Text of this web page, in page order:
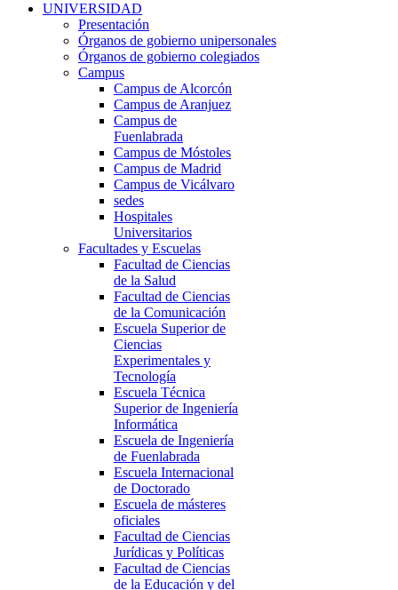
UNIVERSIDAD
Presentación
Órganos de gobierno unipersonales
Órganos de gobierno colegiados
Campus
Campus de Alcorcón
Campus de Aranjuez
Campus de
Fuenlabrada
Campus de Móstoles
Campus de Madrid
Campus de Vicálvaro
sedes
Hospitales
Universitarios
Facultades y Escuelas
Facultad de Ciencias
de la Salud
Facultad de Ciencias
de la Comunicación
Escuela Superior de
Ciencias
Experimentales y
Tecnología
Escuela Técnica
Superior de Ingeniería
Informática
Escuela de Ingeniería
de Fuenlabrada
Escuela Internacional
de Doctorado
Escuela de másteres
oficiales
Facultad de Ciencias
Jurídicas y Políticas
Facultad de Ciencias
de la Educación y del